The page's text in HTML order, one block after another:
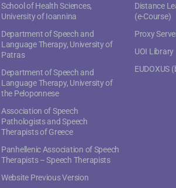
School of Health Sciences,
University of Ioannina
Department of Speech and
Language Therapy, University of
Patras
Department of Speech and
Language Therapy, University of
the Peloponnese
Association of Speech
Pathologists and Speech
Therapists of Greece
Panhellenic Association of Speech
Therapists – Speech Therapists
Website Previous Version
Distance
(e-Course)
Proxy
UOI Library
EUDOXUS